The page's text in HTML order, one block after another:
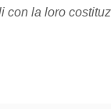
con la loro